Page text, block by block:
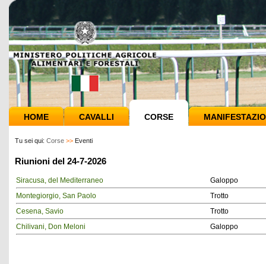
HOME CAVALLI CORSE
Tu sei qui: Corse >> Eventi
Riunioni del 24-7-2026
Siracusa, del Mediterraneo
Galoppo
Montegiorgio, San Paolo
Trotto
Cesena, Savio
Trotto
Chilivani, Don Meloni
Galoppo